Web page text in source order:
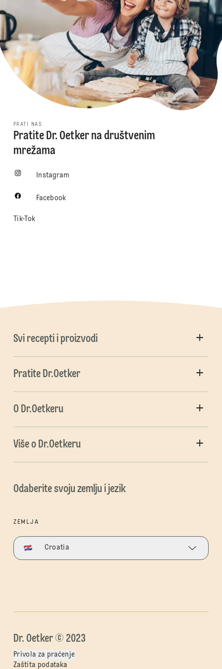
PRATI NAS
Pratite Dr. Oetker na društvenim
mrežama
Instagram
Facebook
Tik-Tok
Svi recepti i proizvodi
Pratite Dr.Oetker
O Dr.Oetkeru
Više o Dr.Oetkeru
Odaberite svoju zemlju i jezik
ZEMLJA
Croatia
Dr. Oetker © 2023
Privola za praćenje
Zaštita podataka